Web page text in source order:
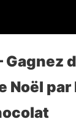
Gagnez
Noël par